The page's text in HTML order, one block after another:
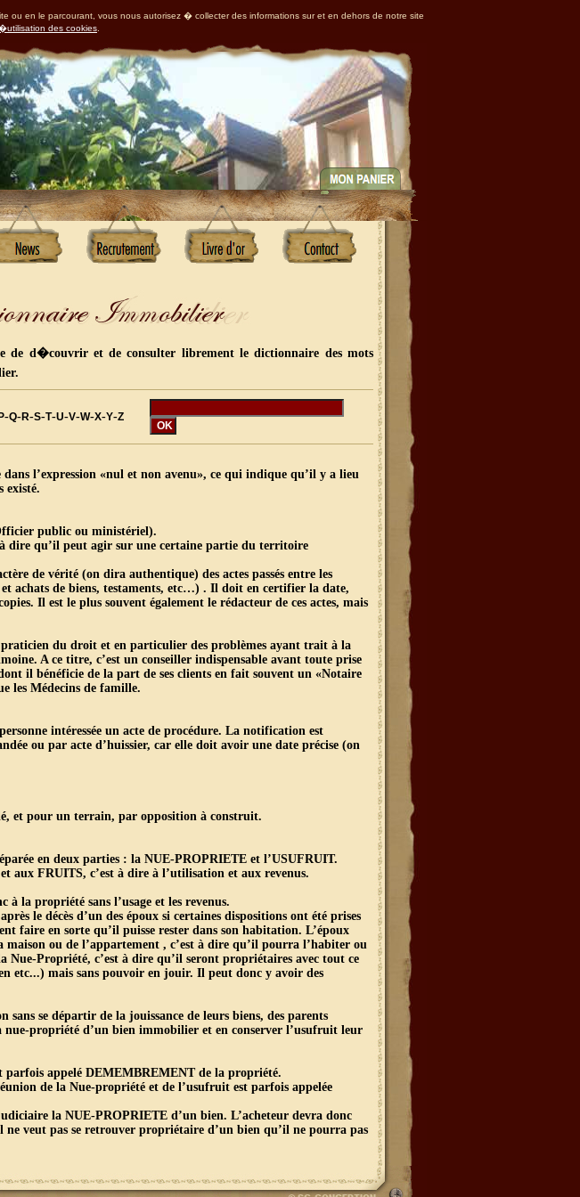
en le parcourant, vous nous autorisez � collecter des informations sur et en dehors de notre site
des cookies
de d�couvrir et de consulter librement le dictionnaire des mots
P-Q-R-S-T-U-V-W-X-Y-Z
l’expression «nul et non avenu», ce qui indique qu’il y a lieu
existé.
public ou ministériel).
dire qu’il peut agir sur une certaine partie du territoire
de vérité (on dira authentique) des actes passés entre les
achats de biens, testaments, etc…) . Il doit en certifier la date,
Il est le plus souvent également le rédacteur de ces actes, mais
du droit et en particulier des problèmes ayant trait à la
A ce titre, c’est un conseiller indispensable avant toute prise
il bénéficie de la part de ses clients en fait souvent un «Notaire
les Médecins de famille.
intéressée un acte de procédure. La notification est
ou par acte d’huissier, car elle doit avoir une date précise (on
et pour un terrain, par opposition à construit.
en deux parties : la NUE-PROPRIETE et l’USUFRUIT.
aux FRUITS, c’est à dire à l’utilisation et aux revenus.
la propriété sans l’usage et les revenus.
le décès d’un des époux si certaines dispositions ont été prises
faire en sorte qu’il puisse rester dans son habitation. L’époux
ou de l’appartement , c’est à dire qu’il pourra l’habiter ou
Nue-Propriété, c’est à dire qu’il seront propriétaires avec tout ce
etc...) mais sans pouvoir en jouir. Il peut donc y avoir des
sans se départir de la jouissance de leurs biens, des parents
nue-propriété d’un bien immobilier et en conserver l’usufruit leur
parfois appelé DEMEMBREMENT de la propriété.
de la Nue-propriété et de l’usufruit est parfois appelée
la NUE-PROPRIETE d’un bien. L’acheteur devra donc
ne veut pas se retrouver propriétaire d’un bien qu’il ne pourra pas